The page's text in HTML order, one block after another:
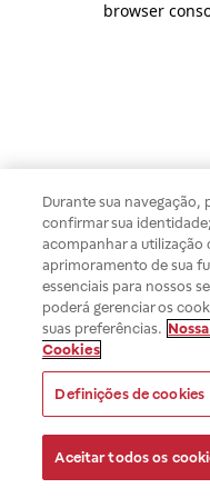
browser
Durante sua navegação,
confirmar sua
acompanhar a utilização
aprimoramento de sua
essenciais para nossos
poderá gerenciar os
suas preferências.
Cookies
Definições de cookies
Aceitar todos os